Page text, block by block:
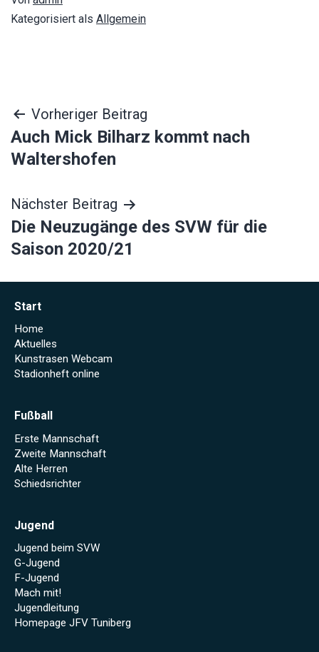
Kategorisiert als Allgemein
Beitragsnavigation
Vorheriger Beitrag
Auch Mick Bilharz kommt nach
Waltershofen
Nächster Beitrag
Die Neuzugänge des SVW für die
Saison 2020/21
Start
Home
Aktuelles
Kunstrasen Webcam
Stadionheft online
Fußball
Erste Mannschaft
Zweite Mannschaft
Alte Herren
Schiedsrichter
Jugend
Jugend beim SVW
G-Jugend
F-Jugend
Mach mit!
Jugendleitung
Homepage JFV Tuniberg